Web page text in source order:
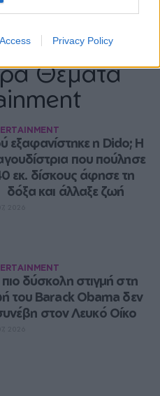
Privacy Policy
Θέματα
εξαφανίστηκε η Dido; Η
που πούλησε
εκ. δίσκους άφησε τη
δόξα και άλλαξε ζωή
δύσκολη στιγμή στη
του Barack Obama δεν
στον Λευκό Οίκο